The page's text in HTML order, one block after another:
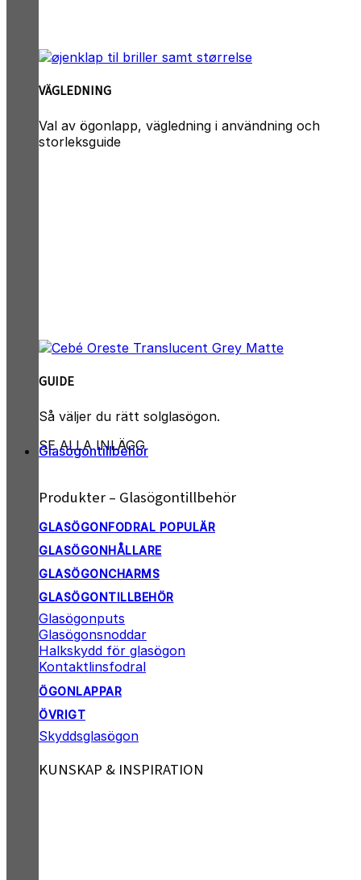
VÄGLEDNING
Val av ögonlapp, vägledning i användning och
storleksguide
GUIDE
Så väljer du rätt solglasögon.
SE ALLA INLÄGG
Glasögontillbehör
Produkter – Glasögontillbehör
GLASÖGONFODRAL
GLASÖGONHÅLLARE
GLASÖGONCHARMS
GLASÖGONTILLBEHÖR
Glasögonputs
Glasögonsnoddar
Halkskydd för glasögon
Kontaktlinsfodral
ÖGONLAPPAR
ÖVRIGT
Skyddsglasögon
KUNSKAP & INSPIRATION